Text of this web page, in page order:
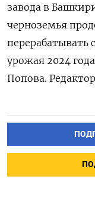
завода в
черноземья
перерабатывать
урожая 2024
Попова.